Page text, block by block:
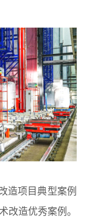
造项目典型案例
改造优秀案例。